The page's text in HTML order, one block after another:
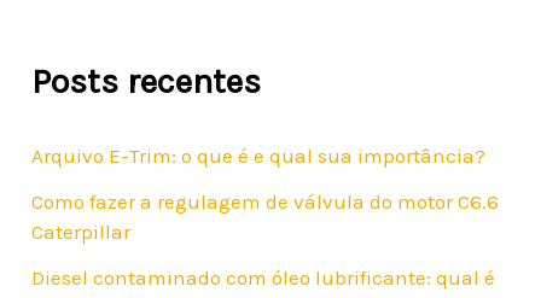
Posts recentes
Arquivo E-Trim: o que é e qual sua importância?
Como fazer a regulagem de válvula do motor C6.6
Caterpillar
Diesel contaminado com óleo lubrificante: qual é